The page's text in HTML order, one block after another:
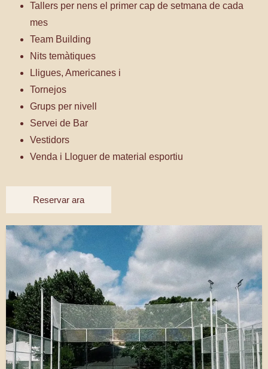
Tallers per nens el primer cap de setmana de cada
mes
Team Building
Nits temàtiques
Lligues, Americanes i
Tornejos
Grups per nivell
Servei de Bar
Vestidors
Venda i Lloguer de material esportiu
Reservar ara